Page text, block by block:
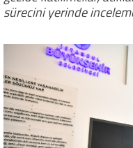
sürecini yerinde